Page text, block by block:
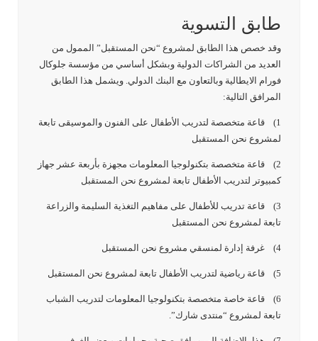
طابق التسوية
وقد خصص هذا الطابق لمشروع “نحن المستقبل” الممول من
العديد من الشراكات الدولية وبشكل أساسي من مؤسسة جلوكال
فورام الايطالية وبالتعاون مع البنك الدولي. ويشمل هذا الطابق
المرافق التالية:
1) قاعة متخصصة لتدريب الأطفال على الفنون والموسيقى تابعة
لمشروع نحن المستقبل
2) قاعة متخصصة بتكنولوجيا المعلومات مجهزة بأربعة عشر جهاز
كمبيوتر لتدريب الأطفال تابعة لمشروع نحن المستقبل
3) قاعة تدريب للأطفال على مفاهيم التغذية السليمة والزراعة
تابعة لمشروع نحن المستقبل
4) غرفة إدارة لمنسقي مشروع نحن المستقبل
5) قاعة رياضية لتدريب الأطفال تابعة لمشروع نحن المستقبل
6) قاعة خاصة متخصصة بتكنولوجيا المعلومات لتدريب الشباب
تابعة لمشروع “منتدى شارك”.